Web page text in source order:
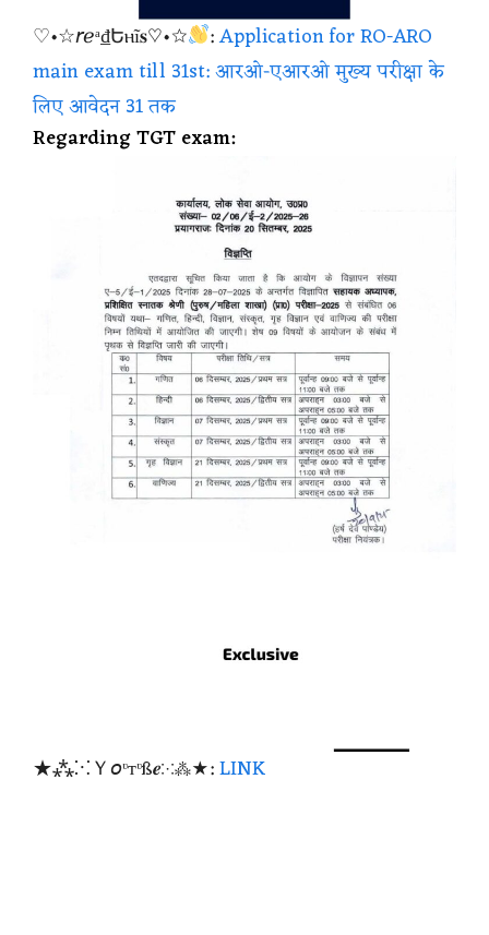
♡•☆𝘳ℯᵃ₫Եⲏĩ𝐬♡•☆ :Application for RO-ARO
main exam till 31st: आरओ-एआरओ मुख्य परीक्षा के
लिए आवेदन 31 तक
Regarding TGT exam:
★⁂⁙Ｙ𝘰ᶹтᶹß𝒆⁙⁂★:LINK